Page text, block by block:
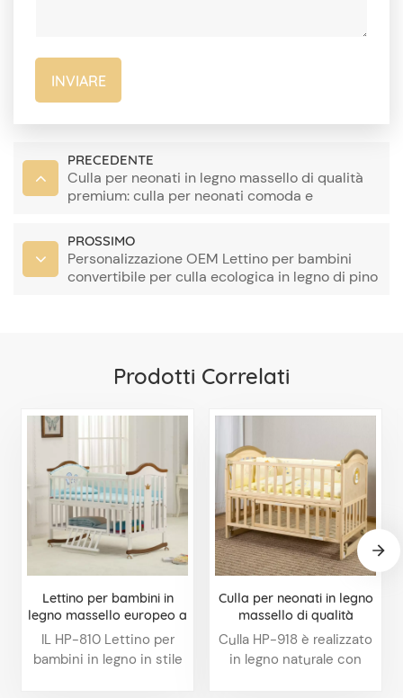
INVIARE
PRECEDENTE
Culla per neonati in legno massello di qualità
premium: culla per neonati comoda e
PROSSIMO
Personalizzazione OEM Lettino per bambini
convertibile per culla ecologica in legno di pino
Prodotti Correlati
Lettino per bambini in
legno massello europeo a
dondolo con rulli
multifunzionale in legno di
pino gioco ingrandito
IL HP-810 Lettino per
bambini in legno in stile
Culla per neonati in legno
massello di qualità
premium: culla per
neonati comoda e
resistente per il tuo
Culla HP-918 è realizzato
in legno naturale con